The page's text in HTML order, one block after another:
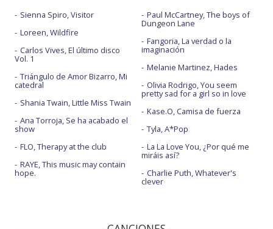
Sienna Spiro, Visitor
Loreen, Wildfire
Carlos Vives, El último disco
Vol. 1
Triángulo de Amor Bizarro, Mi
catedral
Shania Twain, Little Miss Twain
Ana Torroja, Se ha acabado el
show
FLO, Therapy at the club
RAYE, This music may contain
hope.
Paul McCartney, The boys of
Dungeon Lane
Fangoria, La verdad o la
imaginación
Melanie Martinez, Hades
Olivia Rodrigo, You seem
pretty sad for a girl so in love
Kase.O, Camisa de fuerza
Tyla, A*Pop
La La Love You, ¿Por qué me
miráis así?
Charlie Puth, Whatever's
clever